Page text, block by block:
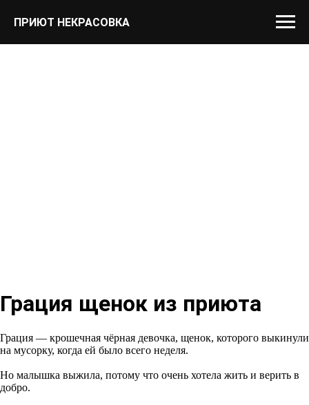
ПРИЮТ НЕКРАСОВКА
Грация щенок из приюта
Грация — крошечная чёрная девочка, щенок, которого выкинули
на мусорку, когда ей было всего неделя.
Но малышка выжила, потому что очень хотела жить и верить в
добро.